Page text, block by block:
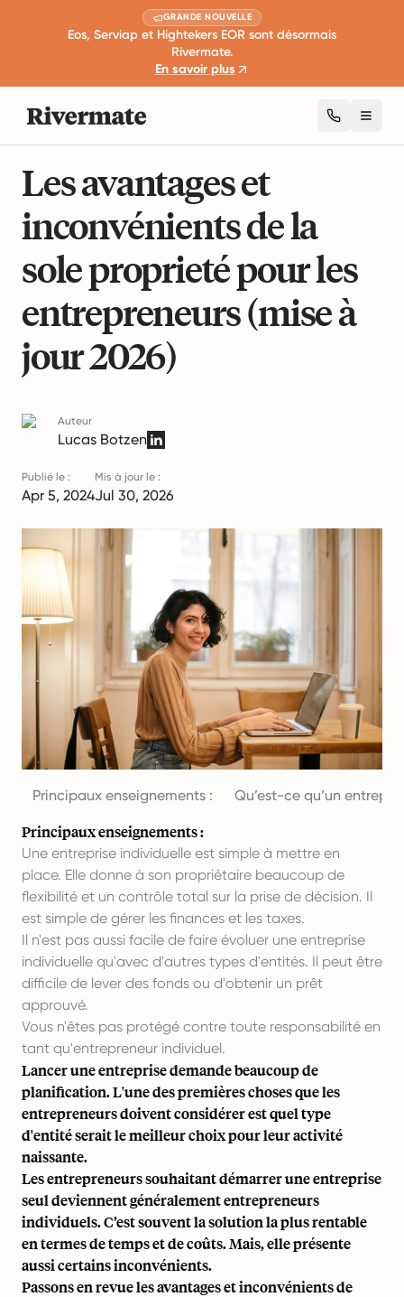
GRANDE NOUVELLE
Eos, Serviap et Hightekers EOR sont désormais
Rivermate.
En savoir plus
Les avantages et
inconvénients de la
sole proprieté pour les
entrepreneurs (mise à
jour 2026)
Auteur
Lucas Botzen
Publié le :
Apr 5, 2024
Mis à jour le :
Jul 30, 2026
Principaux enseignements : Qu’est-ce qu’un
Principaux enseignements :
Une entreprise individuelle est simple à mettre en
place. Elle donne à son propriétaire beaucoup de
flexibilité et un contrôle total sur la prise de décision. Il
est simple de gérer les finances et les taxes.
Il n'est pas aussi facile de faire évoluer une entreprise
individuelle qu'avec d'autres types d'entités. Il peut être
difficile de lever des fonds ou d'obtenir un prêt
approuvé.
Vous n'êtes pas protégé contre toute responsabilité en
tant qu'entrepreneur individuel.
Lancer une entreprise demande beaucoup de
planification. L'une des premières choses que les
entrepreneurs doivent considérer est quel type
d'entité serait le meilleur choix pour leur activité
naissante.
Les entrepreneurs souhaitant démarrer une entreprise
seul deviennent généralement entrepreneurs
individuels. C’est souvent la solution la plus rentable
en termes de temps et de coûts. Mais, elle présente
aussi certains inconvénients.
Passons en revue lesavantages et inconvénientsde